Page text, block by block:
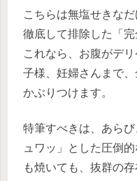
こちらは無塩せきな
徹底して排除した「完
これなら、お腹がデ
子様、妊婦さんまで
かぶりつけます。
特筆すべきは、あら
ュワッ」とした圧倒
も焼いても、抜群の存